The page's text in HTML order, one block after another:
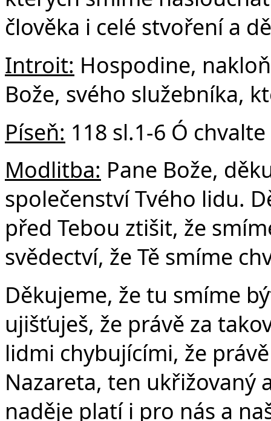
člověka i celé stvoření a
Introit: Hospodine,
Bože, svého služebníka,
Píseň: 118 sl.1-6 Ó
Modlitba: Pane Bože,
společenství Tvého lidu.
před Tebou ztišit, že
svědectví, že Tě smíme
Děkujeme, že tu smíme
ujišťuješ, že právě za
lidmi chybujícími, že
Nazareta, ten ukřižovaný
naděje platí i pro nás a